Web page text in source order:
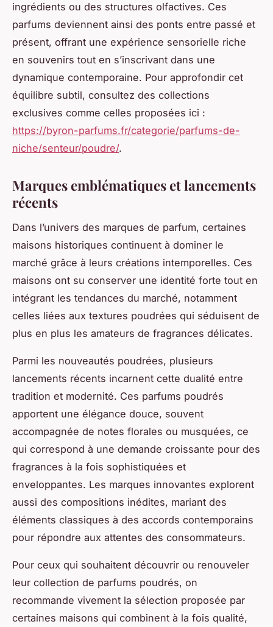
ingrédients ou des structures olfactives. Ces
parfums deviennent ainsi des ponts entre passé et
présent, offrant une expérience sensorielle riche
en souvenirs tout en s’inscrivant dans une
dynamique contemporaine. Pour approfondir cet
équilibre subtil, consultez des collections
exclusives comme celles proposées ici :
https://byron-parfums.fr/categorie/parfums-de-
niche/senteur/poudre/.
Marques emblématiques et lancements
récents
Dans l’univers des marques de parfum, certaines
maisons historiques continuent à dominer le
marché grâce à leurs créations intemporelles. Ces
maisons ont su conserver une identité forte tout en
intégrant les tendances du marché, notamment
celles liées aux textures poudrées qui séduisent de
plus en plus les amateurs de fragrances délicates.
Parmi les nouveautés poudrées, plusieurs
lancements récents incarnent cette dualité entre
tradition et modernité. Ces parfums poudrés
apportent une élégance douce, souvent
accompagnée de notes florales ou musquées, ce
qui correspond à une demande croissante pour des
fragrances à la fois sophistiquées et
enveloppantes. Les marques innovantes explorent
aussi des compositions inédites, mariant des
éléments classiques à des accords contemporains
pour répondre aux attentes des consommateurs.
Pour ceux qui souhaitent découvrir ou renouveler
leur collection de parfums poudrés, on
recommande vivement la sélection proposée par
certaines maisons qui combinent à la fois qualité,